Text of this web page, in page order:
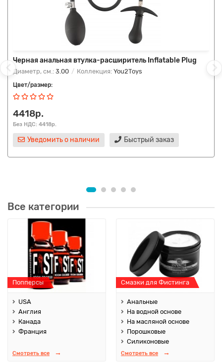
Черная анальная втулка-расширитель Inflatable Plug
Диаметр, см.: 3.00 Коллекция: You2Toys
Цвет/размер:
4418р.
Без НДС: 4418р.
Уведомить о наличии Быстрый заказ
Все категории
Попперсы
USA
Англия
Канада
Франция
Смотреть все
Смазки для Фистинга
Анальные
На водной основе
На масляной основе
Порошковые
Силиконовые
Смотреть все